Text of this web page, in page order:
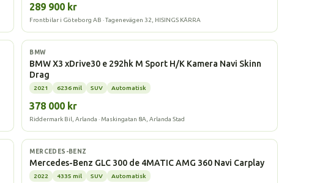
289 900 kr
Frontbilar i Göteborg AB · Tagenevägen 32, HISINGS KÄRRA
Laddhybrid
BMW
BMW X3 xDrive30 e 292hk M Sport H/K Kamera Navi Skinn
Drag
2021 6236 mil SUV Automatisk
378 000 kr
Riddermark Bil, Arlanda · Maskingatan 8A, Arlanda Stad
Laddhybrid
MERCEDES-BENZ
Mercedes-Benz GLC 300 de 4MATIC AMG 360 Navi Carplay
2022 4335 mil SUV Automatisk